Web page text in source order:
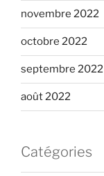
novembre 2022
octobre 2022
septembre 2022
août 2022
Catégories